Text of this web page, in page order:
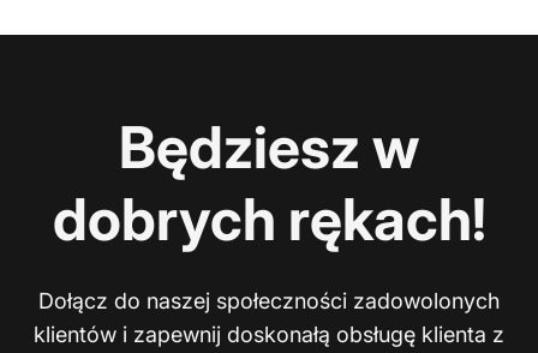
Będziesz w
dobrych rękach!
Dołącz do naszej społeczności zadowolonych
klientów i zapewnij doskonałą obsługę klienta z